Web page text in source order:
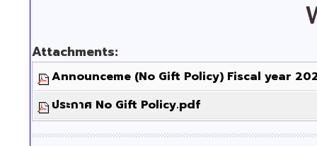
Attachments:
Announceme (No Gift Policy) Fiscal year
ประกาศ No Gift Policy.pdf